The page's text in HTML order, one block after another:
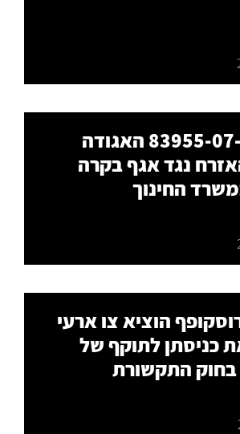
בג"ץ 83955-07-26 האגודה
נגד אגף בקרה
החינוך
הוציא צו ארעי
כניסתן לתוקף של
בחוק התקשורת